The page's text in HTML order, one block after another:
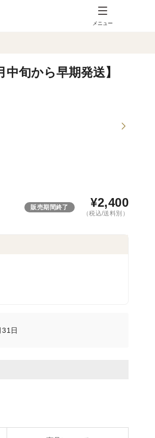
メニュー
旬から早期発送】
販売期間終了 ¥2,400
（税込/送料別）
日